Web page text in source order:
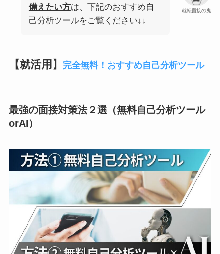
就転面接の鬼
備えたい方は、下記のおすすめ自
己分析ツールをご覧ください↓↓
【就活用】 完全無料！おすすめ自己分析ツール
最強の面接対策法２選（無料自己分析ツール
orAI）